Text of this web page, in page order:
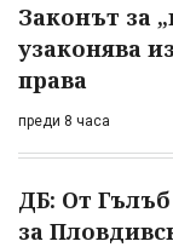
Законът за
узаконява
права
преди 8 часа
ДБ: От
за